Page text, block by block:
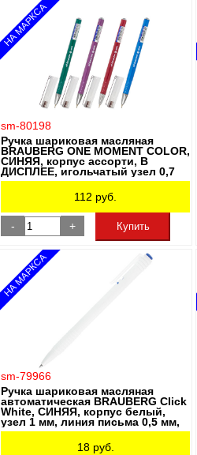
НА МАРКСА
sm-80198
Ручка шариковая масляная
BRAUBERG ONE MOMENT COLOR,
СИНЯЯ, корпус ассорти, В
ДИСПЛЕЕ, игольчатый узел 0,7
мм, линия письма 0,35 мм, 143003
112 руб.
- + Купить
НА МАРКСА
sm-79966
Ручка шариковая масляная
автоматическая BRAUBERG Click
White, СИНЯЯ, корпус белый,
узел 1 мм, линия письма 0,5 мм,
142713
18руб.